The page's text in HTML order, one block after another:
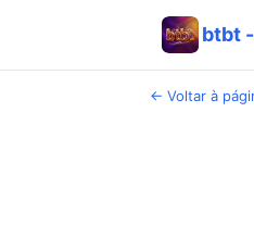
btbt
← Voltar à